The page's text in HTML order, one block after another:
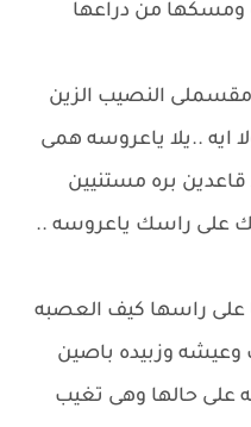
ومسكها من دراعها
النصيب الزين
ايه ..يلا ياعروسه همى
قاعدين بره مستنيين
على راسك ياعروسه ..
على راسها كيف العصبه
وعيشه وزبيده باصين
على حالها وهى تغيب